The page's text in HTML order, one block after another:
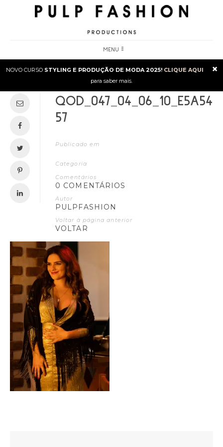
MENU
×
NOVO CURSO STYLING E PRODUÇÃO DE MODA 2025! CLIQUE AQUI
para saber mais.
QOD_047_04_06_10_E5A54
57
Publicado em
Categoria
Comentários
0 COMENTÁRIOS
Autor
PULPFASHION
Voltar à página anterior
VOLTAR